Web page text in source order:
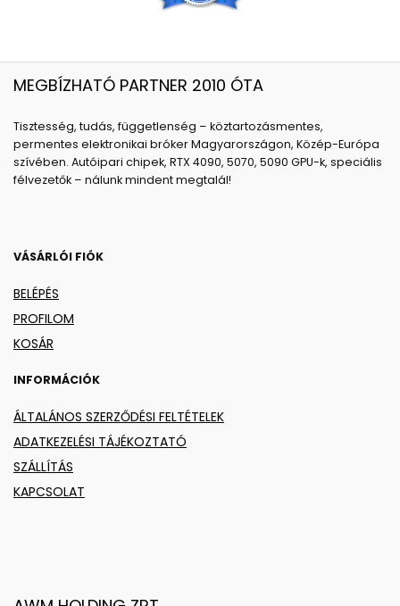
MEGBÍZHATÓ PARTNER 2010 ÓTA
Tisztesség, tudás, függetlenség – köztartozásmentes,
permentes elektronikai bróker Magyarországon, Közép-Európa
szívében. Autóipari chipek, RTX 4090, 5070, 5090 GPU-k, speciális
félvezetők – nálunk mindent megtalál!
VÁSÁRLÓI FIÓK
BELÉPÉS
PROFILOM
KOSÁR
INFORMÁCIÓK
ÁLTALÁNOS SZERZŐDÉSI FELTÉTELEK
ADATKEZELÉSI TÁJÉKOZTATÓ
SZÁLLÍTÁS
KAPCSOLAT